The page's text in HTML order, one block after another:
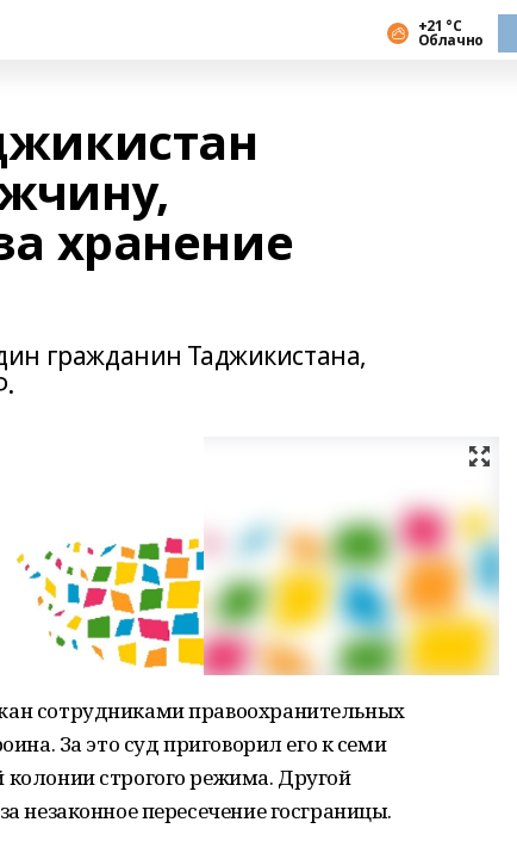
+21 °С
Облачно
хранение
гражданин Таджикистана,
сотрудниками правоохранительных
За это суд приговорил его к семи
строгого режима. Другой
незаконное пересечение госграницы.